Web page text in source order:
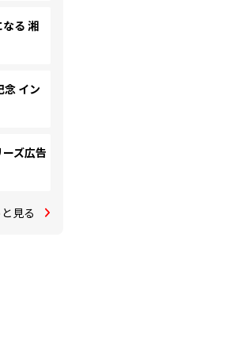
る 湘
念 イン
ーズ広告
見る